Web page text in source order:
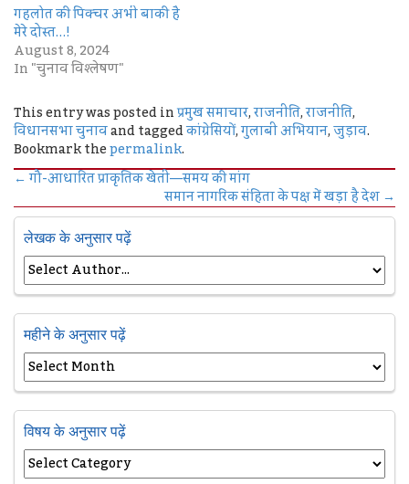
गहलोत की पिक्चर अभी बाकी है
मेरे दोस्त…!
August 8, 2024
In "चुनाव विश्लेषण"
This entry was posted inप्रमुख समाचार,राजनीति,राजनीति,
विधानसभा चुनावand taggedकांग्रेसियों,गुलाबी अभियान,जुड़ाव.
Bookmark thepermalink.
←गौ-आधारित प्राकृतिक खेती—समय की मांग
समान नागरिक संहिता के पक्ष में खड़ा है देश→
लेखक के अनुसार पढ़ें
महीने के अनुसार पढ़ें
विषय के अनुसार पढ़ें